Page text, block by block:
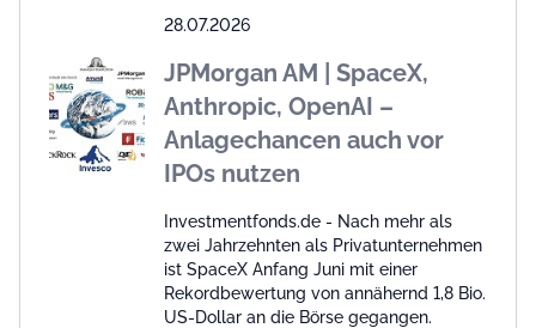
28.07.2026
JPMorgan AM | SpaceX,
Anthropic, OpenAI –
Anlagechancen auch vor
IPOs nutzen
Investmentfonds.de - Nach mehr als
zwei Jahrzehnten als Privatunternehmen
ist SpaceX Anfang Juni mit einer
Rekordbewertung von annähernd 1,8 Bio.
US-Dollar an die Börse gegangen.